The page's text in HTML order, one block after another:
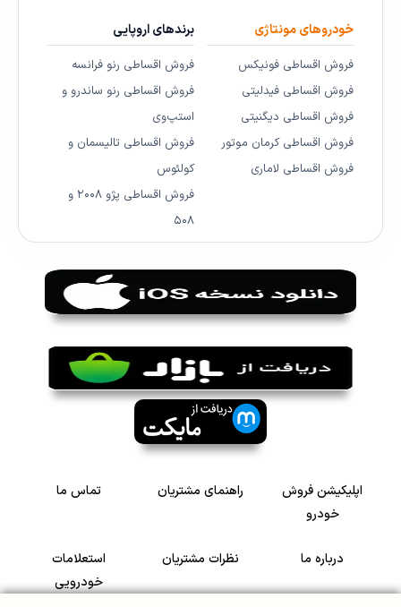
خودروهای مونتاژی
فروش اقساطی فونیکس
فروش اقساطی فیدلیتی
فروش اقساطی دیگنیتی
فروش اقساطی کرمان موتور
فروش اقساطی لاماری
برندهای اروپایی
فروش اقساطی رنو فرانسه
فروش اقساطی رنو ساندرو و
استپ‌وی
فروش اقساطی تالیسمان و
کولئوس
فروش اقساطی پژو ۲۰۰۸ و
۵۰۸
اپلیکیشن فروش
خودرو
راهنمای مشتریان تماس ما
درباره ما نظرات مشتریان
استعلامات
خودرویی